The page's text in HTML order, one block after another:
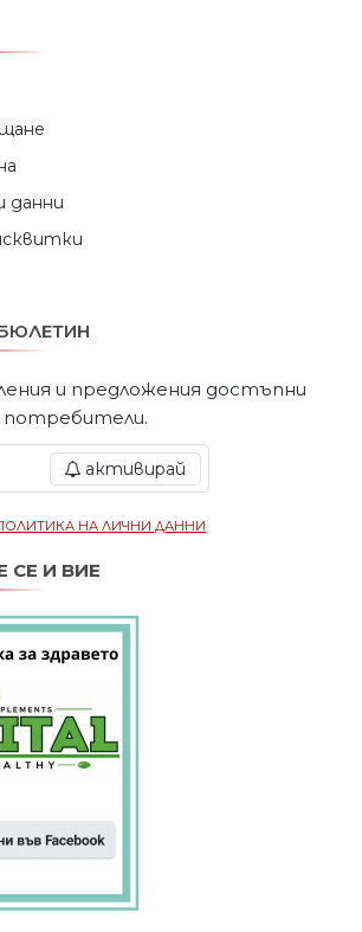
данни
и предложения достъпни
потребители.
активирай
НА ЛИЧНИ ДАННИ
СЕ И ВИЕ